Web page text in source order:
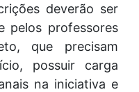
deverão ser
pelos professores
que precisam
possuir carga
na iniciativa e